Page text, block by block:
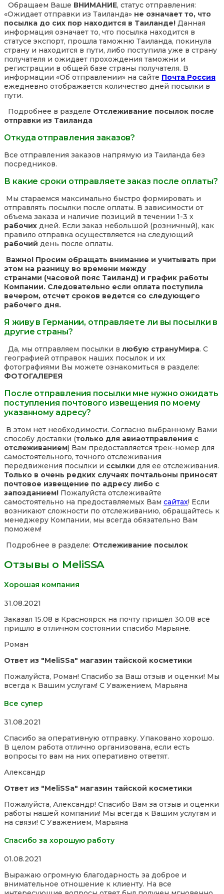
Обращаем Ваше ВНИМАНИЕ, статус отправления:
«Ожидает отправки из Таиланда» не означает то, что
посылка до сих пор находится в Таиланде! Данная
информация означает то, что посылка находится в
статусе экспорт, прошла таможню Таиланда, покинула
страну и находится в пути, либо поступила уже в страну
получателя и ожидает прохождения таможни и
регистрации в общей базе страны получателя. В
информации «Об отправлении» на сайте Почта Россия
ежедневно отображается количество дней посылки в
пути.
Подробнее в разделе Отслеживание посылок после
отправки из Таиланда
Откуда отправления заказов?
Все отправления заказов напрямую из Таиланда без
посредников.
В какие сроки отправляете заказ после оплаты?
Мы стараемся максимально быстро формировать и
отправлять посылки после оплаты. В зависимости от
объема заказа и наличие позиций в течении 1-3 х
рабочих дней. Если заказ небольшой (розничный), как
правило отправка осуществляется на следующий
рабочий день после оплаты.
Важно! Просим обращать внимание и учитывать при
этом на разницу во времени между
странами (часовой пояс Таиланд) и график работы
Компании. Следовательно если оплата поступила
вечером, отсчет сроков ведется со следующего
рабочего дня.
Я живу в Германии, отправляете ли вы посылки в
другие страны?
Да, мы отправляем посылки в любую странуМира. С
географией отправок наших посылок и их
фотографиями Вы можете ознакомиться в разделе:
ФОТОГАЛЕРЕЯ
После отправления посылки мне нужно ожидать
поступления почтового извещения по моему
указанному адресу?
В этом нет необходимости. Согласно выбранному Вами
способу доставки (только для авиаотправления с
отслеживанием) Вам предоставляется трек-номер для
самостоятельного, точного отслеживания
передвижения посылки и ссылки для ее отслеживания.
Только в очень редких случаях почтальоны приносят
почтовое извещение по адресу либо с
запозданием! Пожалуйста отслеживайте
самостоятельно на предоставляемых Вам сайтах! Если
возникают сложности по отслеживанию, обращайтесь к
менеджеру Компании, мы всегда обязательно Вам
поможем!
Подробнее в разделе: Отслеживание посылок
Отзывы о MeliSSA
Хорошая компания
Rated
out
of
31.08.2021
Заказал 15.08 в Красноярск на почту пришёл 30.08 всё
пришло в отличном состоянии спасибо Марьяне.
Роман
Ответ из "MeliSSa" магазин тайской косметики
Пожалуйста, Роман! Спасибо за Ваш отзыв и оценки! Мы
всегда к Вашим услугам! С Уважением, Марьяна
Все супер
Rated
out
of
5
31.08.2021
Спасибо за оперативную отправку. Упаковано хорошо.
В целом работа отлично организована, если есть
вопросы то вам на них оперативно ответят.
Александр
Ответ из "MeliSSa" магазин тайской косметики
Пожалуйста, Александр! Спасибо Вам за отзыв и оценки
работы нашей компании! Мы всегда к Вашим услугам и
на связи! С Уважением, Марьяна
Спасибо за хорошую работу
Rated
out
of
01.08.2021
Выражаю огромную благодарность за доброе и
внимательное отношение к клиенту. На все